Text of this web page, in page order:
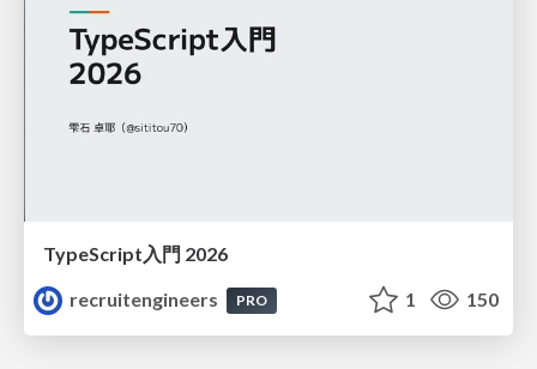
TypeScript入門 2026
recruitengineers
PRO 1 150